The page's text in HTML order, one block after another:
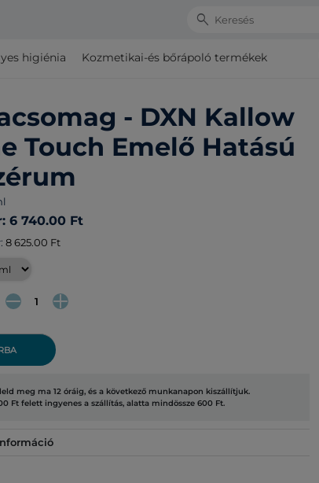
Search
higiénia Kozmetikai-és bőrápoló termékek
- DXN Kallow
Touch Emelő Hatású
6 740.00 Ft
8 625.00 Ft
meg ma 12 óráig, és a következő munkanapon kiszállítjuk.
Ft felett ingyenes a szállítás, alatta mindössze 600 Ft.